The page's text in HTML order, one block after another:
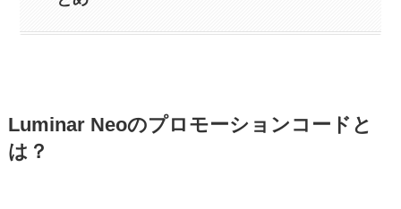
Luminar Neoのプロモーションコードと
は？